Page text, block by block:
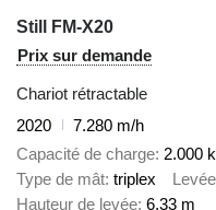
Still FM-X20
Prix sur demande
Chariot rétractable
2020
7.280 m/h
Capacité de charge 2.000
Type de mât triplex
Hauteur de levée 6,33 m